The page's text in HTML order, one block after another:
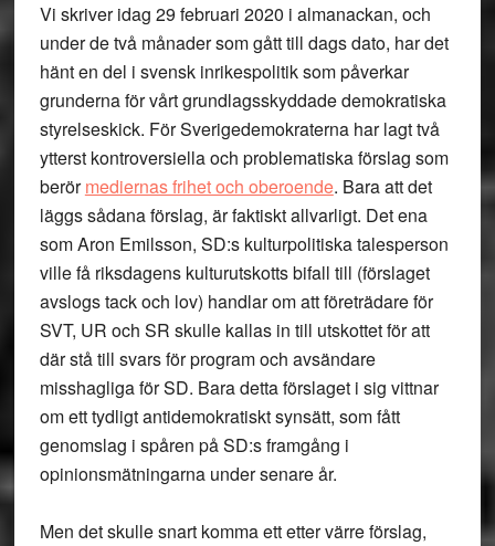
Vi skriver idag 29 februari 2020 i almanackan, och
under de två månader som gått till dags dato, har det
hänt en del i svensk inrikespolitik som påverkar
grunderna för vårt grundlagsskyddade demokratiska
styrelseskick. För Sverigedemokraterna har lagt två
ytterst kontroversiella och problematiska förslag som
berörmediernas frihet och oberoende. Bara att det
läggs sådana förslag, är faktiskt allvarligt. Det ena
som Aron Emilsson, SD:s kulturpolitiska talesperson
ville få riksdagens kulturutskotts bifall till (förslaget
avslogs tack och lov) handlar om att företrädare för
SVT, UR och SR skulle kallas in till utskottet för att
där stå till svars för program och avsändare
misshagliga för SD. Bara detta förslaget i sig vittnar
om ett tydligt antidemokratiskt synsätt, som fått
genomslag i spåren på SD:s framgång i
opinionsmätningarna under senare år.
Men det skulle snart komma ett etter värre förslag,